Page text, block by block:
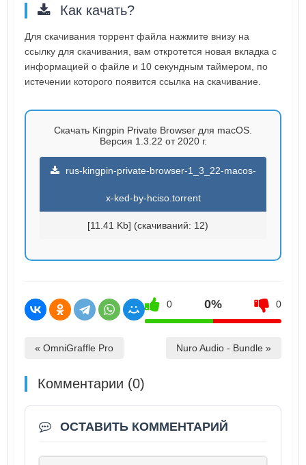
Как качать?
Для скачивания торрент файла нажмите внизу на
ссылку для скачивания, вам откротется новая вкладка с
информацией о файле и 10 секундным таймером, по
истечении которого появится ссылка на скачивание.
Скачать Kingpin Private Browser для macOS.
Версия 1.3.22 от 2020 г.
rus-kingpin-private-browser-1_3_22-macos-
x-ked-by-hciso.torrent
[11.41 Kb] (cкачиваний: 12)
0 0% 0
« OmniGraffle Pro Nuro Audio - Bundle »
Комментарии (0)
ОСТАВИТЬ КОММЕНТАРИЙ